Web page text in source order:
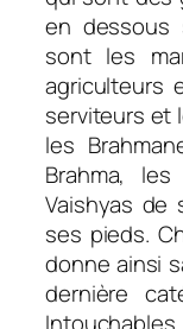
en dessous
sont les
agriculteurs
serviteurs et
les
Brahma,
Vaishyas de
ses pieds.
donne ainsi
dernière